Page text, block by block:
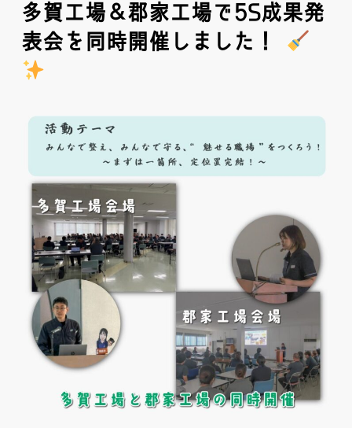
多賀工場＆郡家工場で5S成果発
表会を同時開催しました！